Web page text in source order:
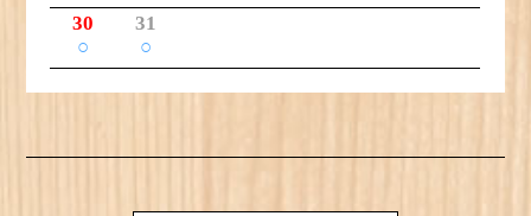
30
○
31
○